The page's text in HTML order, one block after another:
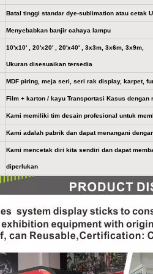
Batal tinggi standar dye-sublimation atau cetak
Menyebabkan banjir cahaya lampu
10'x10' , 20'x20' , 20'x40' , 3x3m, 3x6m, 3x9m,
Ukuran disesuaikan tersedia
MDF piring, meja seri, seri rak display, karpet,
Film + karton / kayu Transportasi Kasus dengan
Kami memiliki tim desain profesional untuk
Kami adalah pabrik dan dapat menangani
Kami mencetak diri kita sendiri dan dapat
diperlukan